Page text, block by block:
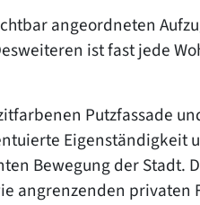
angeordneten
ist fast jede
Putzfassade
Eigenständigkeit
Bewegung der Stadt.
angrenzenden privaten